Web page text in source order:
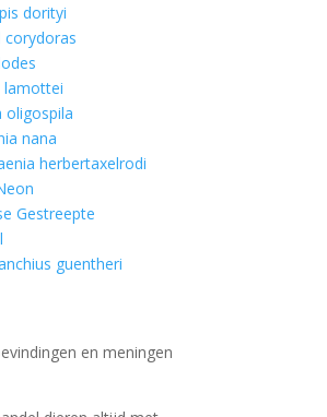
dorityi
lamottei
nana
herbertaxelrodi
Gestreepte
guentheri
en meningen